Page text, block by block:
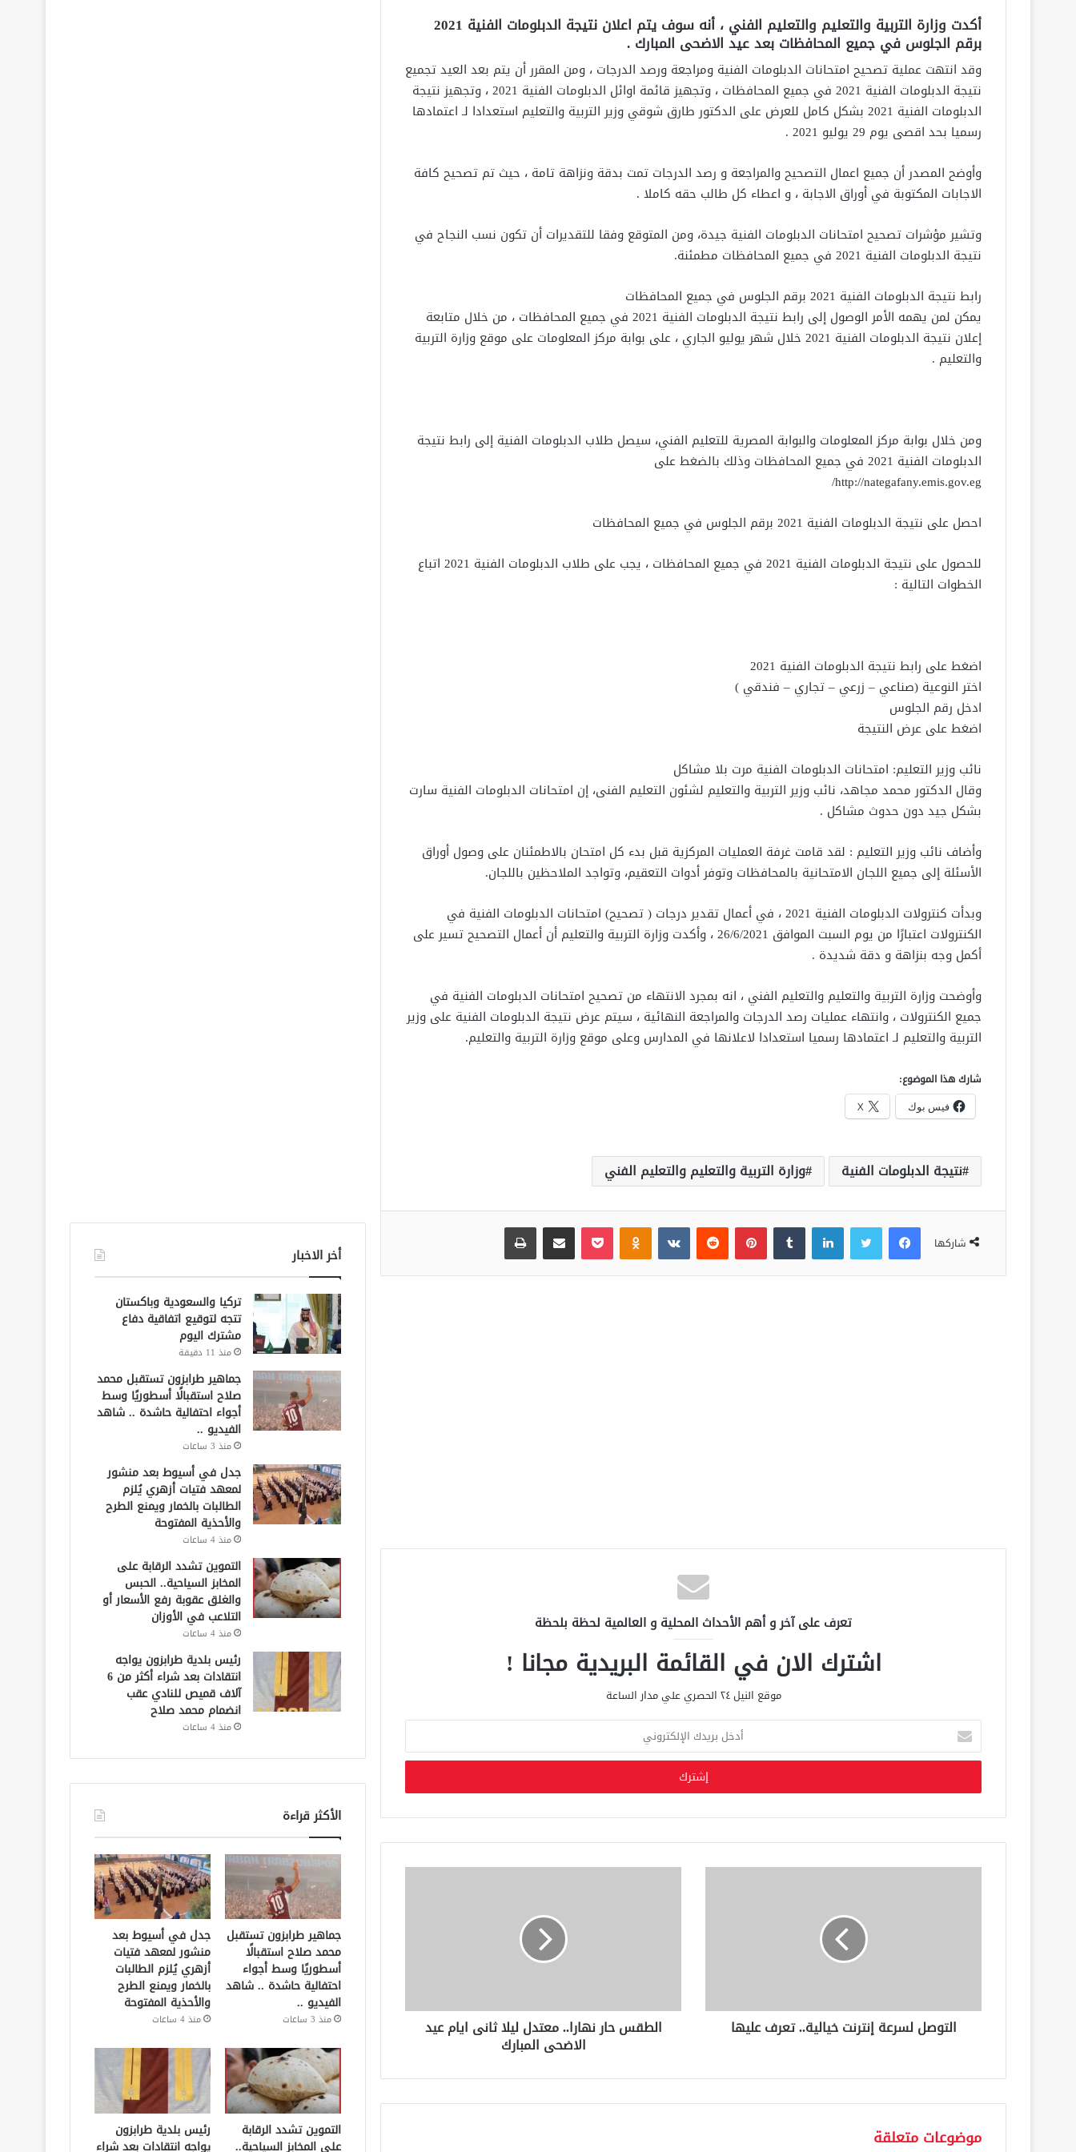
أكدت وزارة التربية والتعليم والتعليم الفني ، أنه سوف يتم اعلان نتيجة الدبلومات الفنية 2021
برقم الجلوس في جميع المحافظات بعد عيد الاضحى المبارك .
وقد انتهت عملية تصحيح امتحانات الدبلومات الفنية ومراجعة ورصد الدرجات ، ومن المقرر أن يتم بعد العيد تجميع
نتيجة الدبلومات الفنية 2021 في جميع المحافظات ، وتجهيز قائمة اوائل الدبلومات الفنية 2021 ، وتجهيز نتيجة
الدبلومات الفنية 2021 بشكل كامل للعرض على الدكتور طارق شوقي وزير التربية والتعليم استعدادا لـ اعتمادها
رسميا بحد اقصى يوم 29 يوليو 2021 .
وأوضح المصدر أن جميع اعمال التصحيح والمراجعة و رصد الدرجات تمت بدقة ونزاهة تامة ، حيث تم تصحيح كافة
الاجابات المكتوبة في أوراق الاجابة ، و اعطاء كل طالب حقه كاملا .
وتشير مؤشرات تصحيح امتحانات الدبلومات الفنية جيدة، ومن المتوقع وفقا للتقديرات أن تكون نسب النجاح في
نتيجة الدبلومات الفنية 2021 في جميع المحافظات مطمئنة.
رابط نتيجة الدبلومات الفنية 2021 برقم الجلوس في جميع المحافظات
يمكن لمن يهمه الأمر الوصول إلى رابط نتيجة الدبلومات الفنية 2021 في جميع المحافظات ، من خلال متابعة
إعلان نتيجة الدبلومات الفنية 2021 خلال شهر يوليو الجاري ، على بوابة مركز المعلومات على موقع وزارة التربية
والتعليم .
ومن خلال بوابة مركز المعلومات والبوابة المصرية للتعليم الفني، سيصل طلاب الدبلومات الفنية إلى رابط نتيجة
الدبلومات الفنية 2021 في جميع المحافظات وذلك بالضغط على
http://nategafany.emis.gov.eg/
احصل على نتيجة الدبلومات الفنية 2021 برقم الجلوس في جميع المحافظات
للحصول على نتيجة الدبلومات الفنية 2021 في جميع المحافظات ، يجب على طلاب الدبلومات الفنية 2021 اتباع
الخطوات التالية :
اضغط على رابط نتيجة الدبلومات الفنية 2021
اختر النوعية (صناعي – زرعي – تجاري – فندقي )
ادخل رقم الجلوس
اضغط على عرض النتيجة
نائب وزير التعليم: امتحانات الدبلومات الفنية مرت بلا مشاكل
وقال الدكتور محمد مجاهد، نائب وزير التربية والتعليم لشئون التعليم الفنى، إن امتحانات الدبلومات الفنية سارت
بشكل جيد دون حدوث مشاكل .
وأضاف نائب وزير التعليم : لقد قامت غرفة العمليات المركزية قبل بدء كل امتحان بالاطمئنان على وصول أوراق
الأسئلة إلى جميع اللجان الامتحانية بالمحافظات وتوفر أدوات التعقيم، وتواجد الملاحظين باللجان.
وبدأت كنترولات الدبلومات الفنية 2021 ، في أعمال تقدير درجات ( تصحيح) امتحانات الدبلومات الفنية في
الكنترولات اعتبارًا من يوم السبت الموافق 26/6/2021 ، وأكدت وزارة التربية والتعليم أن أعمال التصحيح تسير على
أكمل وجه بنزاهة و دقة شديدة .
وأوضحت وزارة التربية والتعليم والتعليم الفني ، انه بمجرد الانتهاء من تصحيح امتحانات الدبلومات الفنية في
جميع الكنترولات ، وانتهاء عمليات رصد الدرجات والمراجعة النهائية ، سيتم عرض نتيجة الدبلومات الفنية على وزير
التربية والتعليم لـ اعتمادها رسميا استعدادا لاعلانها في المدارس وعلى موقع وزارة التربية والتعليم.
شارك هذا الموضوع:
فيس بوك X
نتيجة الدبلومات الفنية وزارة التربية والتعليم والتعليم الفني
شاركها
فيسبوك لينكدإن بينتيريست بوكيت
تعرف على آخر و أهم الأحداث المحلية و العالمية لحظة بلحظة
اشترك الان في القائمة البريدية مجانا !
موقع النيل ٢٤ الحصري علي مدار الساعة
خ
ب
ر
د
ك
ن
التوصل لسرعة إنترنت خيالية.. تعرف عليها الطقس حار نهارا.. معتدل ليلا ثانى ايام عيد
الاضحى المبارك
موضوعات متعلقة
أخر الاخبار
تركيا والسعودية وباكستان
تتجه لتوقيع اتفاقية دفاع
مشترك اليوم
منذ 11 دقيقة
جماهير طرابزون تستقبل محمد
صلاح استقبالًا أسطوريًا وسط
أجواء احتفالية حاشدة .. شاهد
الفيديو ..
منذ 3 ساعات
جدل في أسيوط بعد منشور
لمعهد فتيات أزهري يُلزم
الطالبات بالخمار ويمنع الطرح
والأحذية المفتوحة
منذ 4 ساعات
التموين تشدد الرقابة على
المخابز السياحية.. الحبس
والغلق عقوبة رفع الأسعار أو
التلاعب في الأوزان
منذ 4 ساعات
رئيس بلدية طرابزون يواجه
انتقادات بعد شراء أكثر من 6
آلاف قميص للنادي عقب
انضمام محمد صلاح
منذ 4 ساعات
الأكثر قراءة
جماهير طرابزون تستقبل
محمد صلاح استقبالًا
أسطوريًا وسط أجواء
احتفالية حاشدة .. شاهد
الفيديو ..
منذ 3 ساعات
جدل في أسيوط بعد
منشور لمعهد فتيات
أزهري يُلزم الطالبات
بالخمار ويمنع الطرح
والأحذية المفتوحة
منذ 4 ساعات
التموين تشدد الرقابة
على المخابز السياحية..
رئيس بلدية طرابزون
يواجه انتقادات بعد شراء